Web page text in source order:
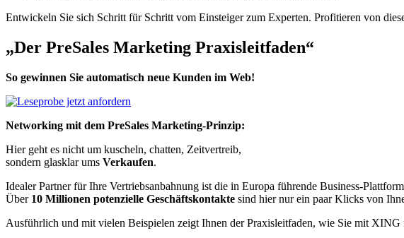
Entwickeln Sie sich Schritt für Schritt vom Einsteiger zum Experten. Profitieren von
„Der PreSales Marketing Praxisleitfaden“
So gewinnen Sie automatisch neue Kunden im Web!
Networking mit dem PreSales Marketing-Prinzip:
Hier geht es nicht um kuscheln, chatten, Zeitvertreib,
sondern glasklar ums Verkaufen.
Idealer Partner für Ihre Vertriebsanbahnung ist die in Europa führende Business-
Über 10 Millionen potenzielle Geschäftskontakte sind hier nur ein paar Klicks von
Ausführlich und mit vielen Beispielen zeigt Ihnen der Praxisleitfaden, wie Sie mit